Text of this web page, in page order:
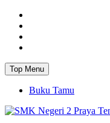
Top Menu
Buku Tamu